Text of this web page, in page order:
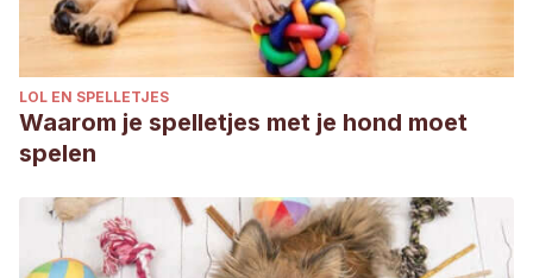
LOL EN SPELLETJES
Waarom je spelletjes met je hond moet
spelen